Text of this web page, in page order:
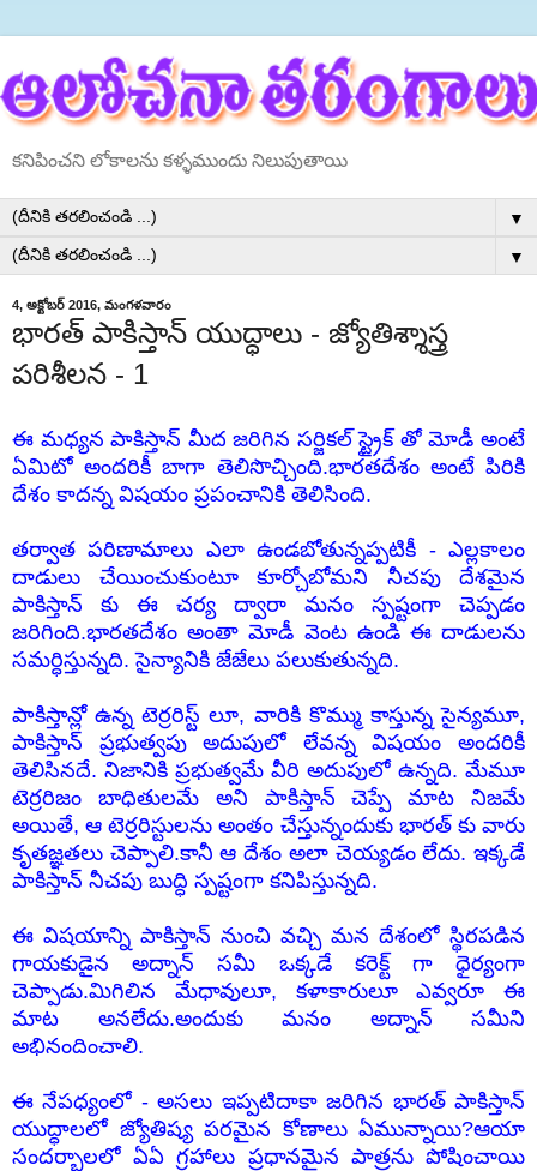
కనిపించని లోకాలను కళ్ళముందు నిలుపుతాయి
▼
▼
4, అక్టోబర్ 2016, మంగళవారం
భారత్ పాకిస్తాన్ యుద్ధాలు - జ్యోతిశ్శాస్త్ర
పరిశీలన - 1
ఈ మధ్యన పాకిస్తాన్ మీద జరిగిన సర్జికల్ స్ట్రైక్ తో మోడీ అంటే
ఏమిటో అందరికీ బాగా తెలిసొచ్చింది.భారతదేశం అంటే పిరికి
దేశం కాదన్న విషయం ప్రపంచానికి తెలిసింది.
తర్వాత పరిణామాలు ఎలా ఉండబోతున్నప్పటికీ - ఎల్లకాలం
దాడులు చేయించుకుంటూ కూర్చోబోమని నీచపు దేశమైన
పాకిస్తాన్ కు ఈ చర్య ద్వారా మనం స్పష్టంగా చెప్పడం
జరిగింది.భారతదేశం అంతా మోడీ వెంట ఉండి ఈ దాడులను
సమర్ధిస్తున్నది. సైన్యానికి జేజేలు పలుకుతున్నది.
పాకిస్తాన్లో ఉన్న టెర్రరిస్ట్ లూ, వారికి కొమ్ము కాస్తున్న సైన్యమూ,
పాకిస్తాన్ ప్రభుత్వపు అదుపులో లేవన్న విషయం అందరికీ
తెలిసినదే. నిజానికి ప్రభుత్వమే వీరి అదుపులో ఉన్నది. మేమూ
టెర్రరిజం బాధితులమే అని పాకిస్తాన్ చెప్పే మాట నిజమే
అయితే, ఆ టెర్రరిస్టులను అంతం చేస్తున్నందుకు భారత్ కు వారు
కృతజ్ఞతలు చెప్పాలి.కానీ ఆ దేశం అలా చెయ్యడం లేదు. ఇక్కడే
పాకిస్తాన్ నీచపు బుద్ధి స్పష్టంగా కనిపిస్తున్నది.
ఈ విషయాన్ని పాకిస్తాన్ నుంచి వచ్చి మన దేశంలో స్థిరపడిన
గాయకుడైన అద్నాన్ సమీ ఒక్కడే కరెక్ట్ గా ధైర్యంగా
చెప్పాడు.మిగిలిన మేధావులూ, కళాకారులూ ఎవ్వరూ ఈ
మాట అనలేదు.అందుకు మనం అద్నాన్ సమీని
అభినందించాలి.
ఈ నేపధ్యంలో - అసలు ఇప్పటిదాకా జరిగిన భారత్ పాకిస్తాన్
యుద్ధాలలో జ్యోతిష్య పరమైన కోణాలు ఏమున్నాయి?ఆయా
సందర్భాలలో ఏఏ గ్రహాలు ప్రధానమైన పాత్రను పోషించాయి